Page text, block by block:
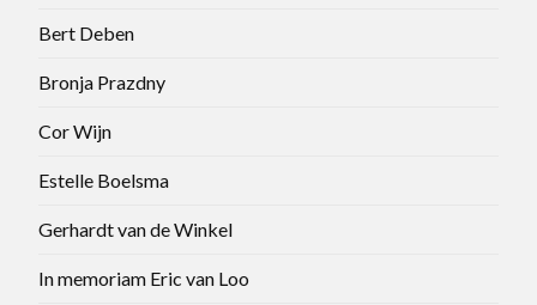
Bert Deben
Bronja Prazdny
Cor Wijn
Estelle Boelsma
Gerhardt van de Winkel
In memoriam Eric van Loo